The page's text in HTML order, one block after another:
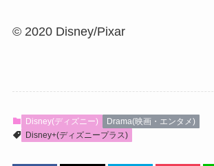
© 2020 Disney/Pixar
Disney(ディズニー)
Drama(映画・エンタメ)
Disney+(ディズニープラス)